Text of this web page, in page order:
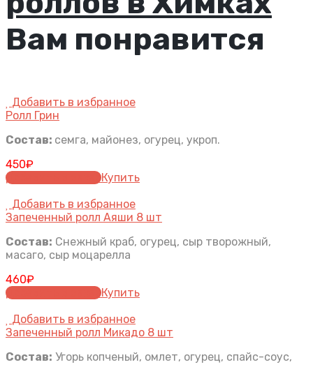
Вам понравится
Добавить в избранное
Ролл Грин
Состав: семга, майонез, огурец, укроп.
450₽
Добавить в заказКупить
Добавить в избранное
Запеченный ролл Аяши 8 шт
Состав: Снежный краб, огурец, сыр творожный,
масаго, сыр моцарелла
460₽
Добавить в заказКупить
Добавить в избранное
Запеченный ролл Микадо 8 шт
Состав: Угорь копченый, омлет, огурец, спайс-соус,